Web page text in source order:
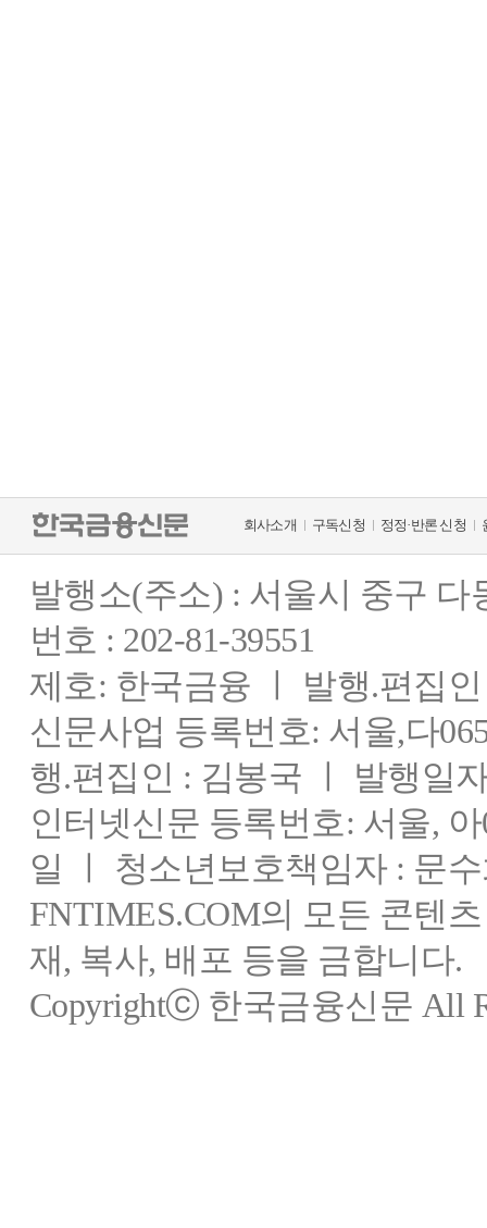
회사소개 구독신청 정정·반론 신청
발행소(주소) : 서울시 중구
번호 : 202-81-39551
제호: 한국금융 ㅣ 발행.편집
신문사업 등록번호: 서울,다
행.편집인 : 김봉국 ㅣ 발행일
인터넷신문 등록번호: 서울,
일 ㅣ 청소년보호책임자 : 문
FNTIMES.COM의 모든 콘텐
재, 복사, 배포 등을 금합니다.
Copyrightⓒ 한국금융신문 All